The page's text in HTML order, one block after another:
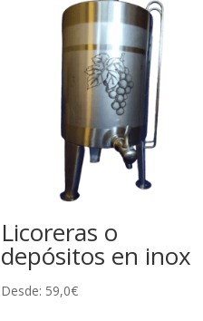
Licoreras o
depósitos en inox
Desde: 59,0€